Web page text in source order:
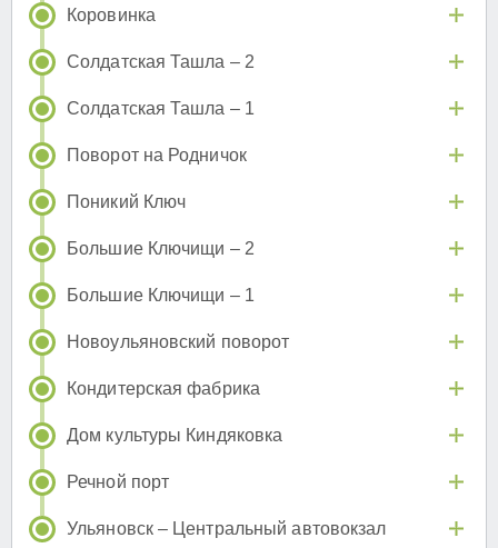
Коровинка
Солдатская Ташла – 2
Солдатская Ташла – 1
Поворот на Родничок
Поникий Ключ
Большие Ключищи – 2
Большие Ключищи – 1
Новоульяновский поворот
Кондитерская фабрика
Дом культуры Киндяковка
Речной порт
Ульяновск – Центральный автовокзал